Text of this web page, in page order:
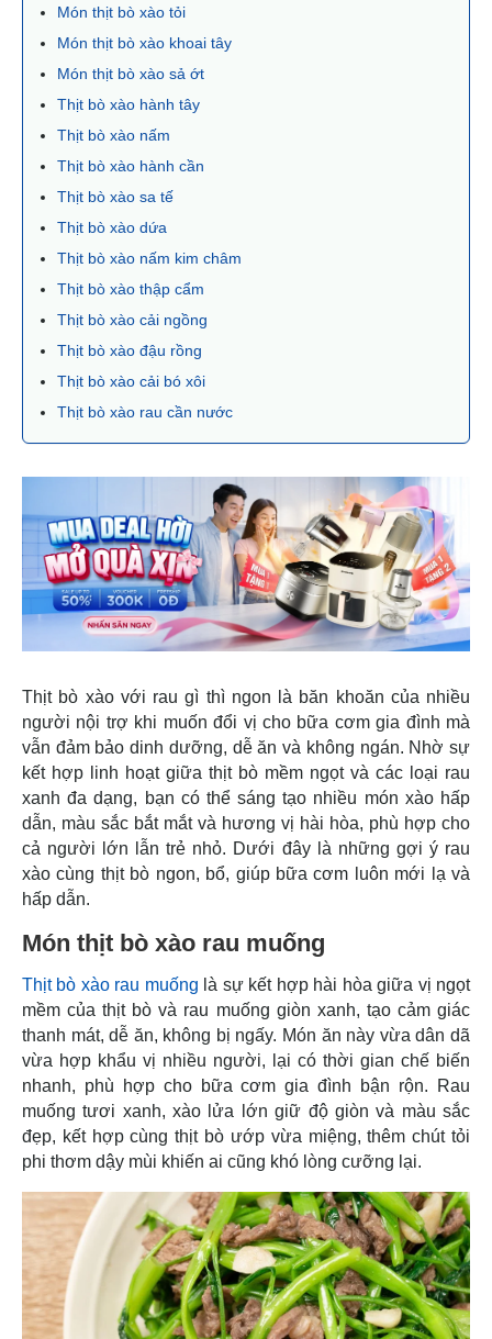
Món thịt bò xào tỏi
Món thịt bò xào khoai tây
Món thịt bò xào sả ớt
Thịt bò xào hành tây
Thịt bò xào nấm
Thịt bò xào hành cần
Thịt bò xào sa tế
Thịt bò xào dứa
Thịt bò xào nấm kim châm
Thịt bò xào thập cẩm
Thịt bò xào cải ngồng
Thịt bò xào đậu rồng
Thịt bò xào cải bó xôi
Thịt bò xào rau cần nước
Thịt bò xào với rau gì thì ngon là băn khoăn của nhiều
người nội trợ khi muốn đổi vị cho bữa cơm gia đình mà
vẫn đảm bảo dinh dưỡng, dễ ăn và không ngán. Nhờ sự
kết hợp linh hoạt giữa thịt bò mềm ngọt và các loại rau
xanh đa dạng, bạn có thể sáng tạo nhiều món xào hấp
dẫn, màu sắc bắt mắt và hương vị hài hòa, phù hợp cho
cả người lớn lẫn trẻ nhỏ. Dưới đây là những gợi ý rau
xào cùng thịt bò ngon, bổ, giúp bữa cơm luôn mới lạ và
hấp dẫn.
Món thịt bò xào rau muống
Thịt bò xào rau muống là sự kết hợp hài hòa giữa vị ngọt
mềm của thịt bò và rau muống giòn xanh, tạo cảm giác
thanh mát, dễ ăn, không bị ngấy. Món ăn này vừa dân dã
vừa hợp khẩu vị nhiều người, lại có thời gian chế biến
nhanh, phù hợp cho bữa cơm gia đình bận rộn. Rau
muống tươi xanh, xào lửa lớn giữ độ giòn và màu sắc
đẹp, kết hợp cùng thịt bò ướp vừa miệng, thêm chút tỏi
phi thơm dậy mùi khiến ai cũng khó lòng cưỡng lại.